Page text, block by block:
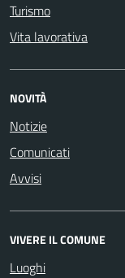
Turismo
Vita lavorativa
NOVITÀ
Notizie
Comunicati
Avvisi
VIVERE IL COMUNE
Luoghi